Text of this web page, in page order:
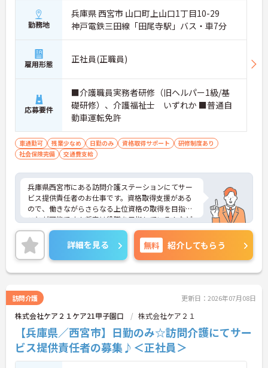
【サ責未経験から挑戦でき、長期的なキャリア形成
が期待できます】
・訪問介護の経験があればサービス提供責任者が未
経験でも相談可能で、ヘルパーの指導や業務調整な
どのマネジメントスキルを実践的に学べる体制があ
・介護支援専門員などの資格取得支援制度に加え、
75歳までの再雇用制度が設けられており、長期的な
視野で専門性を高めていけます
【高水準給与と大手グループの手厚い福利厚生が整
っています】
・安定した収入アップが見込める環境です
が受けられる共済会制度が充実しており、ご家庭と
の両立を強力にバックアップします
勤務地
兵庫県 西宮市 山口町上山口1丁目10-29
神戸電鉄三田線「田尾寺駅」バス・車7分
雇用形態 正社員(正職員)
応募要件
■介護職員実務者研修（旧ヘルパー1級/基
礎研修）、介護福祉士 いずれか ■普通自
動車運転免許
車通勤可 残業少なめ 日勤のみ 資格取得サポート
研修制度あり
社会保険完備
交通費支給
兵庫県西宮市にある訪問介護ステーションにてサー
ビス提供責任者のお仕事です。資格取得支援がある
ので、働きながらさらなる上位資格の取得を目指す
ことが可能です！将来は役職を目指している！など
志の高い方は大歓迎です！
ご興味ある方には、面接対策ポイントなど、さらに
詳細をお話しいたしますのでお気軽にご相談くださ
い。
詳細を見る 無料 紹介してもらう
訪問介護 更新日：2026年07月08日
株式会社ケア２１ケア21甲子園口 株式会社ケア２１
【兵庫県／西宮市】日勤のみ☆訪問介護にてサー
ビス提供責任者の募集♪＜正社員＞